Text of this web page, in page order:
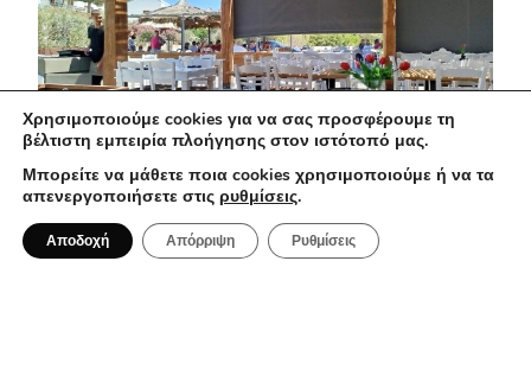
2 Αυγούστου 2026
Χρησιμοποιούμε cookies για να σας προσφέρουμε τη
βέλτιστη εμπειρία πλοήγησης στον ιστότοπό μας.
Μπορείτε να μάθετε ποια cookies χρησιμοποιούμε ή να τα
απενεργοποιήσετε στις ρυθμίσεις.
Αποδοχή Απόρριψη Ρυθμίσεις